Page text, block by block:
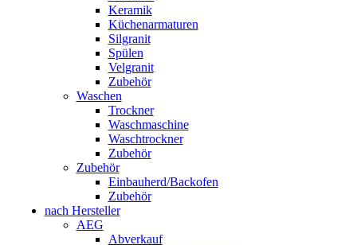
Keramik
Küchenarmaturen
Silgranit
Spülen
Velgranit
Zubehör
Waschen
Trockner
Waschmaschine
Waschtrockner
Zubehör
Zubehör
Einbauherd/Backofen
Zubehör
nach Hersteller
AEG
Abverkauf